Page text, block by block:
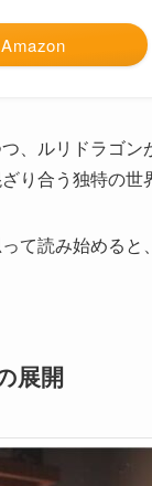
Amazon
、ルリドラゴ
り合う独特の世
て読み始める
展開